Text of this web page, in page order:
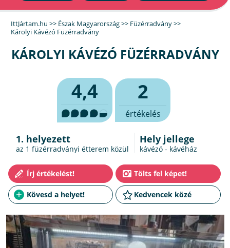
IttJártam.hu >> Észak Magyarország>> Füzérradvány>>
Károlyi Kávézó Füzérradvány
KÁROLYI KÁVÉZÓ FÜZÉRRADVÁNY
4,4 2
értékelés
1. helyezett
az 1füzérradványi étterem közül
Hely jellege
kávézó - kávéház